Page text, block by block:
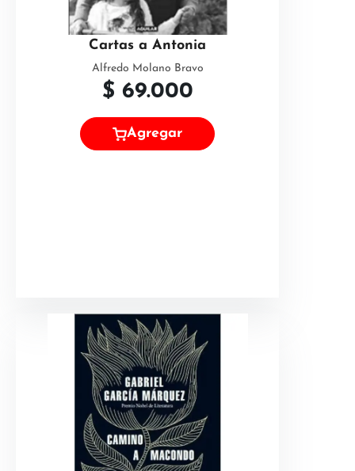
Cartas a Antonia
Alfredo Molano Bravo
$ 69.000
Agregar